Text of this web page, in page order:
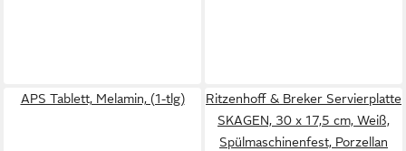
APS Tablett, Melamin, (1-tlg)
Ritzenhoff & Breker Servierplatte
SKAGEN, 30 x 17,5 cm, Weiß,
Spülmaschinenfest, Porzellan